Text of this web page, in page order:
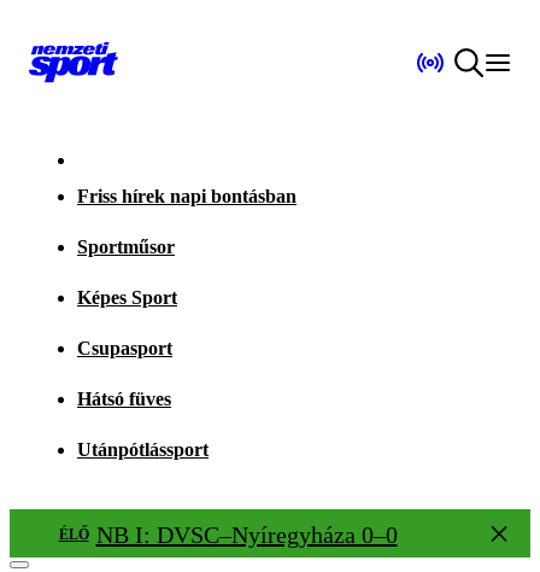
Friss hírek napi bontásban
Sportműsor
Képes Sport
Csupasport
Hátsó füves
Utánpótlássport
ÉLŐ NB I: DVSC–Nyíregyháza 0–0